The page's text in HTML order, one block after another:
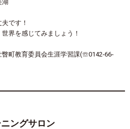
湖
です！
界を感じてみましょう！
瞥町教育委員会生涯学習課(☏0142‐66‐
ングサロン